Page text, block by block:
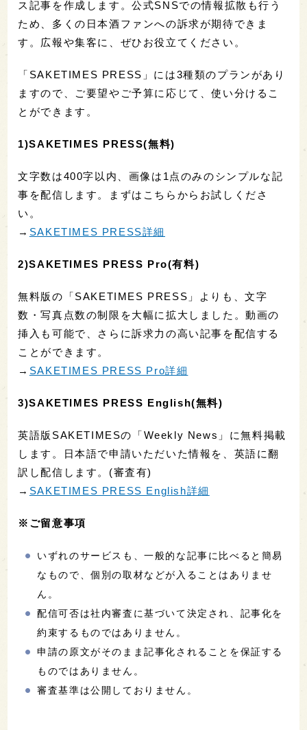
ス記事を作成します。公式SNSでの情報拡散も行う
ため、多くの日本酒ファンへの訴求が期待できま
す。広報や集客に、ぜひお役立てください。
「SAKETIMES PRESS」には3種類のプランがあり
ますので、ご要望やご予算に応じて、使い分けるこ
とができます。
1)SAKETIMES PRESS(無料)
文字数は400字以内、画像は1点のみのシンプルな記
事を配信します。まずはこちらからお試しくださ
い。
→ SAKETIMES PRESS詳細
2)SAKETIMES PRESS Pro(有料)
無料版の「SAKETIMES PRESS」よりも、文字
数・写真点数の制限を大幅に拡大しました。動画の
挿入も可能で、さらに訴求力の高い記事を配信する
ことができます。
→ SAKETIMES PRESS Pro詳細
3)SAKETIMES PRESS English(無料)
英語版SAKETIMESの「Weekly News」に無料掲載
します。日本語で申請いただいた情報を、英語に翻
訳し配信します。(審査有)
→ SAKETIMES PRESS English詳細
※ご留意事項
いずれのサービスも、一般的な記事に比べると簡易
なもので、個別の取材などが入ることはありませ
ん。
配信可否は社内審査に基づいて決定され、記事化を
約束するものではありません。
申請の原文がそのまま記事化されることを保証する
ものではありません。
審査基準は公開しておりません。